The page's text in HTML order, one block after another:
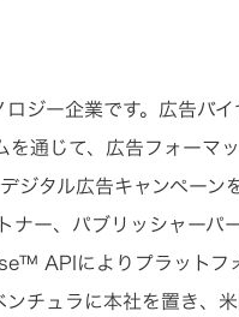
ジー企業です。広告バ
通じて、広告フォーマ
ジタル広告キャンペーン
ー、パブリッシャーパ
APIによりプラットフ
チュラに本社を置き、